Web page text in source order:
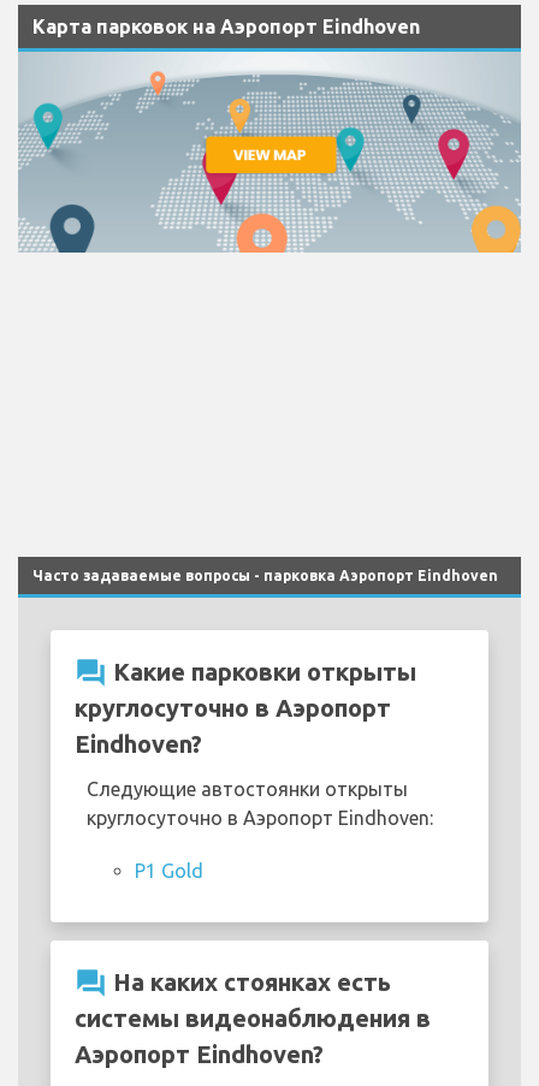
Карта парковок на Аэропорт Eindhoven
Часто задаваемые вопросы - парковка Аэропорт Eindhoven
question_answer Какие парковки открыты
круглосуточно в Аэропорт
Eindhoven?
Следующие автостоянки открыты
круглосуточно в Аэропорт Eindhoven:
P1 Gold
question_answer На каких стоянках есть
системы видеонаблюдения в
Аэропорт Eindhoven?